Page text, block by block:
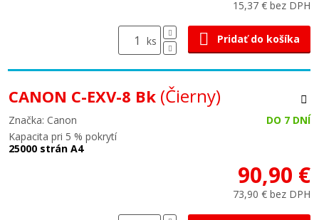
15,37 € bez DPH
ks Pridať do košíka
CANON C-EXV-8 Bk (Čierny)
Značka: Canon
DO 7 DNÍ
Kapacita pri 5 % pokrytí
25000 strán A4
90,90 €
73,90 € bez DPH